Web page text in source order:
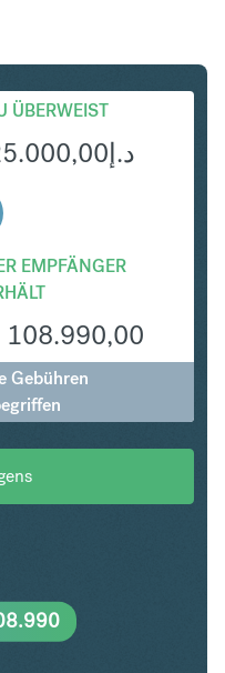
ÜBERWEIST
د.إ
EMPFÄNGER
108.990,00
Gebühren